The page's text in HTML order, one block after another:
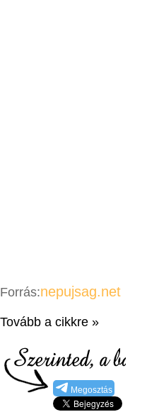
Forrás:nepujsag.net
Tovább a cikkre »
Megosztás